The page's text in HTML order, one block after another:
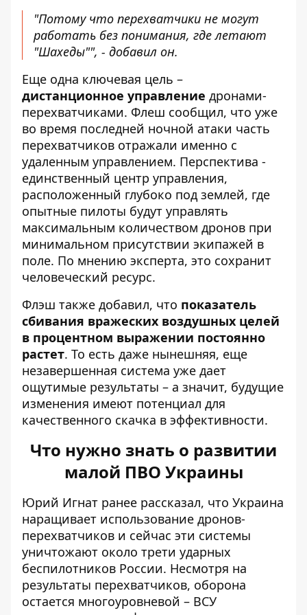
"Потому что перехватчики не могут
работать без понимания, где летают
"Шахеды"", - добавил он.
Еще одна ключевая цель –
дистанционное управление дронами-
перехватчиками. Флеш сообщил, что уже
во время последней ночной атаки часть
перехватчиков отражали именно с
удаленным управлением. Перспектива -
единственный центр управления,
расположенный глубоко под землей, где
опытные пилоты будут управлять
максимальным количеством дронов при
минимальном присутствии экипажей в
поле. По мнению эксперта, это сохранит
человеческий ресурс.
Флэш также добавил, что показатель
сбивания вражеских воздушных целей
в процентном выражении постоянно
растет. То есть даже нынешняя, еще
незавершенная система уже дает
ощутимые результаты – а значит, будущие
изменения имеют потенциал для
качественного скачка в эффективности.
Что нужно знать о развитии
малой ПВО Украины
Юрий Игнат ранее рассказал, что Украина
наращивает использование дронов-
перехватчиков и сейчас эти системы
уничтожают около трети ударных
беспилотников России. Несмотря на
результаты перехватчиков, оборона
остается многоуровневой – ВСУ